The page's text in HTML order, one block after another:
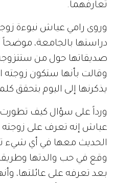
تعارفهما.
وروى رامي عياش نبوءة
دراستها بالجامعة، موضحاً
صديقاتها حول من
وقالت بأنها ستكون زوجته
يذكرنها إلى اليوم بتحقق
ورداً على سؤال كيف تطورت
عياش إنه تعرف على زوجته
الحديث معها في أي شيء
وقع في حب والدتها وطريقة
بعد تعرفه على عائلتها،